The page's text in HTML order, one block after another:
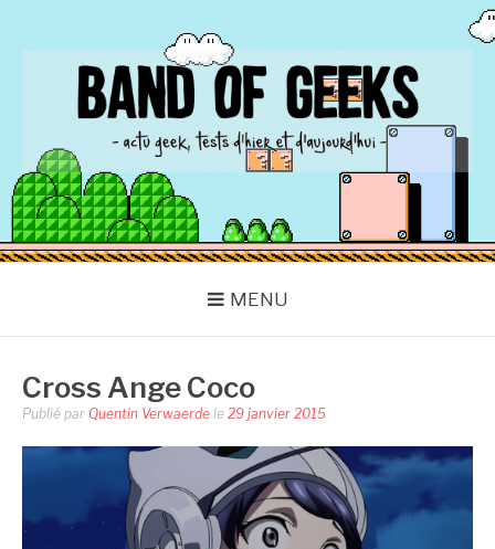
BAND OF GEEKS
Actu Geek d'hier et d'aujourd'hui
MENU
Cross Ange Coco
Publié par Quentin Verwaerde le 29 janvier 2015